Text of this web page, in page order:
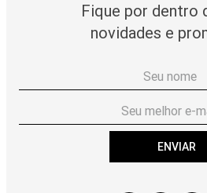
Fique por dentro
novidades e
ENVIAR